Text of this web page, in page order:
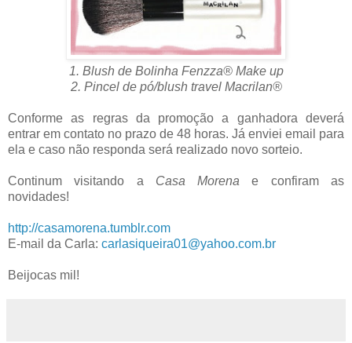
1. Blush de Bolinha Fenzza® Make up
2. Pincel de pó/blush travel Macrilan®
Conforme as regras da promoção a ganhadora deverá
entrar em contato no prazo de 48 horas. Já enviei email para
ela e caso não responda será realizado novo sorteio.
Continum visitando a Casa Morena e confiram as
novidades!
http://casamorena.tumblr.com
E-mail da Carla: carlasiqueira01@yahoo.com.br
Beijocas mil!